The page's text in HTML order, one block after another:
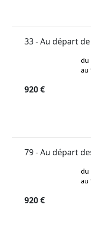
33 - Au départ
du
au
920 €
79 - Au départ
du
au
920 €